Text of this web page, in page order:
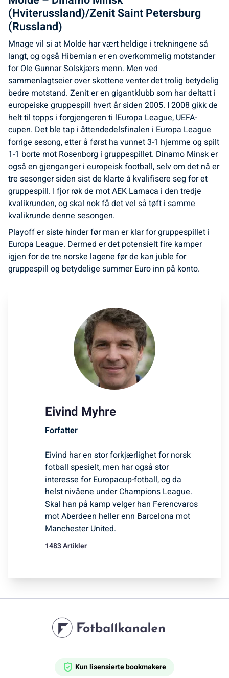
(Hviterussland)/Zenit Saint Petersburg
(Russland)
Mnage vil si at Molde har vært heldige i trekningene så
langt, og også Hibernian er en overkommelig motstander
for Ole Gunnar Solskjærs menn. Men ved
sammenlagtseier over skottene venter det trolig betydelig
bedre motstand. Zenit er en gigantklubb som har deltatt i
europeiske gruppespill hvert år siden 2005. I 2008 gikk de
helt til topps i forgjengeren ti lEuropa League, UEFA-
cupen. Det ble tap i åttendedelsfinalen i Europa League
forrige sesong, etter å først ha vunnet 3-1 hjemme og spilt
1-1 borte mot Rosenborg i gruppespillet. Dinamo Minsk er
også en gjenganger i europeisk football, selv om det nå er
tre sesonger siden sist de klarte å kvalifisere seg for et
gruppespill. I fjor røk de mot AEK Larnaca i den tredje
kvalikrunden, og skal nok få det vel så tøft i samme
kvalikrunde denne sesongen.
Playoff er siste hinder før man er klar for gruppespillet i
Europa League. Dermed er det potensielt fire kamper
igjen for de tre norske lagene før de kan juble for
gruppespill og betydelige summer Euro inn på konto.
Eivind Myhre
Forfatter
Eivind har en stor forkjærlighet for norsk
fotball spesielt, men har også stor
interesse for Europacup-fotball, og da
helst nivåene under Champions League.
Skal han på kamp velger han Ferencvaros
mot Aberdeen heller enn Barcelona mot
Manchester United.
1483 Artikler
Kun lisensierte bookmakere